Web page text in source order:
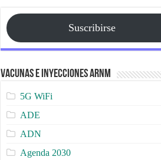
Suscribirse
Vacunas e Inyecciones ARNm
5G WiFi
ADE
ADN
Agenda 2030